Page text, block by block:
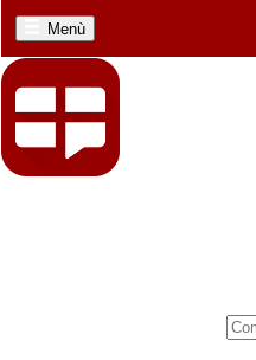
Menù